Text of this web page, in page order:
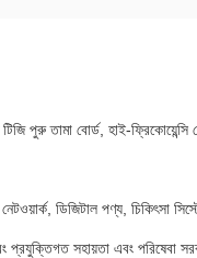
পুরু তামা বোর্ড, হাই-
ডিজিটাল পণ্য, চিকিৎসা
সহায়তা এবং পরিষেবা